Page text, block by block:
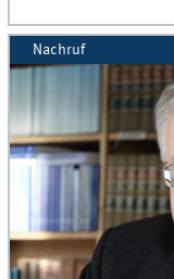
Nachruf